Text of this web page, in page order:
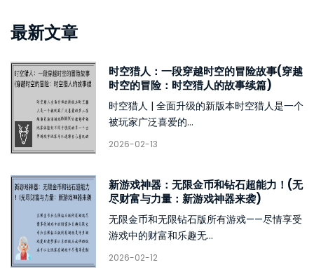
最新文章
时空猎人：一段穿越时空的冒险故事(穿越
时空的冒险：时空猎人的故事续篇)
时空猎人 | 全面升级的新版本时空猎人是一个
被玩家广泛喜爱的...
2026-02-13
新游戏神器：无限金币和钻石超能力！(无
尽财富与力量：新游戏神器来袭)
无限金币和无限钻石版所有游戏——尽情享受
游戏中的财富和乐趣无...
2026-02-12